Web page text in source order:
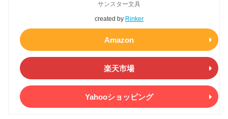
created by Rinker
サンスター文具
Amazon
楽天市場
Yahooショッピング